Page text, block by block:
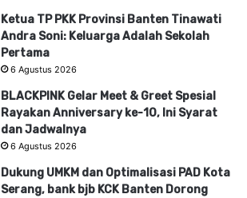
Ketua TP PKK Provinsi Banten Tinawati
Andra Soni: Keluarga Adalah Sekolah
Pertama
6 Agustus 2026
BLACKPINK Gelar Meet & Greet Spesial
Rayakan Anniversary ke-10, Ini Syarat
dan Jadwalnya
6 Agustus 2026
Dukung UMKM dan Optimalisasi PAD Kota
Serang, bank bjb KCK Banten Dorong